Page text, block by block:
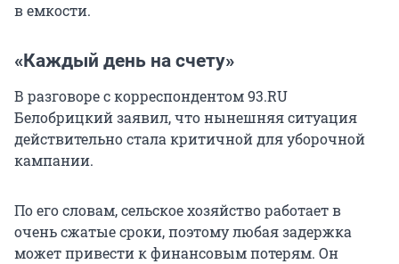
в емкости.
«Каждый день на счету»
В разговоре с корреспондентом 93.RU
Белобрицкий заявил, что нынешняя ситуация
действительно стала критичной для уборочной
кампании.
По его словам, сельское хозяйство работает в
очень сжатые сроки, поэтому любая задержка
может привести к финансовым потерям. Он